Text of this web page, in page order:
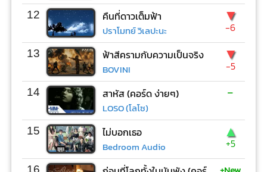
12 คืนที่ดาวเต็มฟ้า
ปราโมทย์ วิเลปะนะ
▼
-6
13 ฟ้าสีครามกับความเป็นจริง
BOVINI
▼
-5
14 สาหัส (คอร์ด ง่ายๆ)
LOSO (โลโซ)
-
15 ไม่บอกเธอ
Bedroom Audio
▲
+5
16